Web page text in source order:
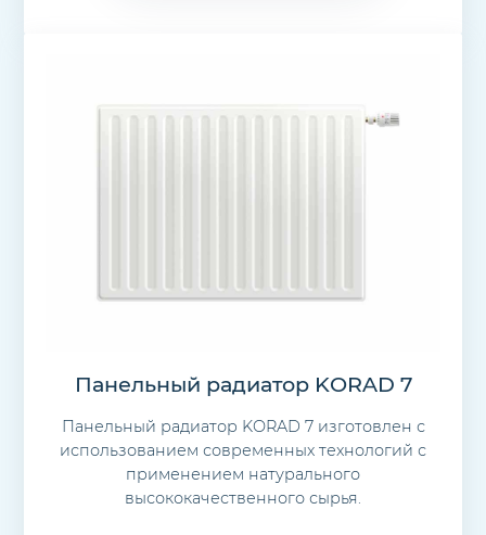
Панельный радиатор KORAD 7
Панельный радиатор KORAD 7 изготовлен с
использованием современных технологий с
применением натурального
высококачественного сырья.